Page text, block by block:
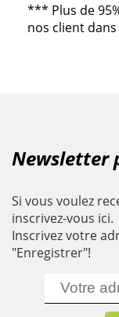
*** Plus de
nos client
Newsletter
Si vous voulez
inscrivez-vous ici.
Inscrivez votre
"Enregistrer"!